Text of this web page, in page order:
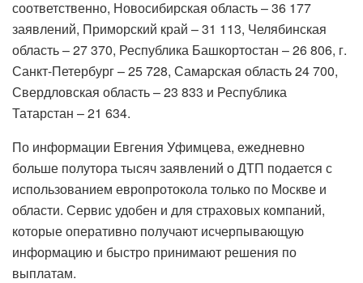
соответственно, Новосибирская область – 36 177
заявлений, Приморский край – 31 113, Челябинская
область – 27 370, Республика Башкортостан – 26 806, г.
Санкт-Петербург – 25 728, Самарская область 24 700,
Свердловская область – 23 833 и Республика
Татарстан – 21 634.
По информации Евгения Уфимцева, ежедневно
больше полутора тысяч заявлений о ДТП подается с
использованием европротокола только по Москве и
области. Сервис удобен и для страховых компаний,
которые оперативно получают исчерпывающую
информацию и быстро принимают решения по
выплатам.